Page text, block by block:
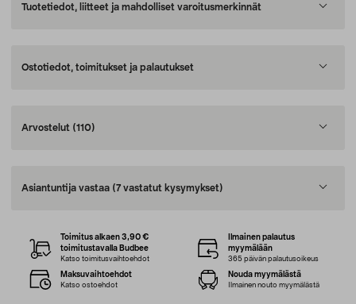
Tuotetiedot, liitteet ja mahdolliset varoitusmerkinnät
Ostotiedot, toimitukset ja palautukset
Arvostelut (110)
Asiantuntija vastaa (7 vastatut kysymykset)
Toimitus alkaen 3,90 €
toimitustavalla Budbee
Katso toimitusvaihtoehdot
Ilmainen palautus
myymälään
365 päivän palautusoikeus
Maksuvaihtoehdot
Katso ostoehdot
Nouda myymälästä
Ilmainen nouto myymälästä